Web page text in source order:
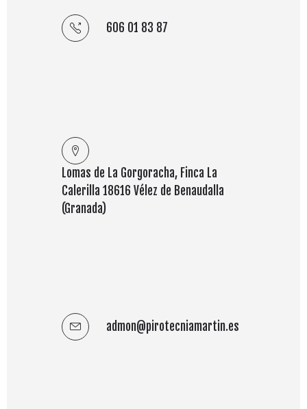
606 01 83 87
También usamos Whatsapp.
Lomas de La Gorgoracha, Finca La
Calerilla 18616 Vélez de Benaudalla
(Granada)
admon@pirotecniamartin.es